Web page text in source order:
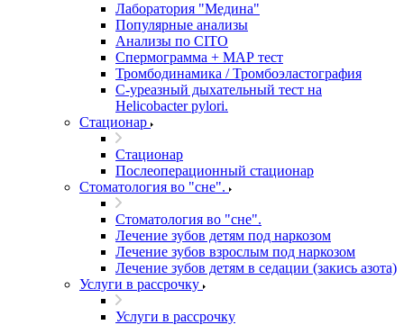
Лаборатория "Медина"
Популярные анализы
Анализы по CITO
Спермограмма + МАР тест
Тромбодинамика / Тромбоэластография
С-уреазный дыхательный тест на
Helicobacter pylori.
Стационар
Стационар
Послеоперационный стационар
Стоматология во "сне".
Стоматология во "сне".
Лечение зубов детям под наркозом
Лечение зубов взрослым под наркозом
Лечение зубов детям в седации (закись азота)
Услуги в рассрочку
Услуги в рассрочку